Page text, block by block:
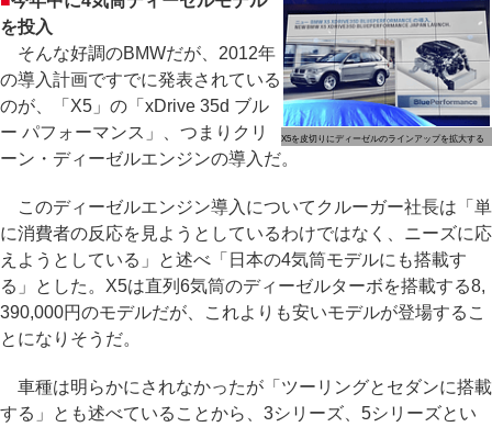
X5を皮切りにディーゼルのラインアップを拡大する
を投入
そんな好調のBMWだが、2012年
の導入計画ですでに発表されている
のが、「X5」の「xDrive 35d ブル
ー パフォーマンス」、つまりクリ
ーン・ディーゼルエンジンの導入だ。
このディーゼルエンジン導入についてクルーガー社長は「単
に消費者の反応を見ようとしているわけではなく、ニーズに応
えようとしている」と述べ「日本の4気筒モデルにも搭載す
る」とした。X5は直列6気筒のディーゼルターボを搭載する8,
390,000円のモデルだが、これよりも安いモデルが登場するこ
とになりそうだ。
車種は明らかにされなかったが「ツーリングとセダンに搭載
する」とも述べていることから、3シリーズ、5シリーズとい